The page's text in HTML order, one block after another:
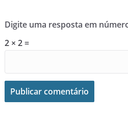
Digite uma resposta em
2 × 2 =